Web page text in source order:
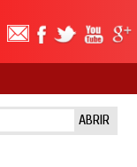
ABRIR